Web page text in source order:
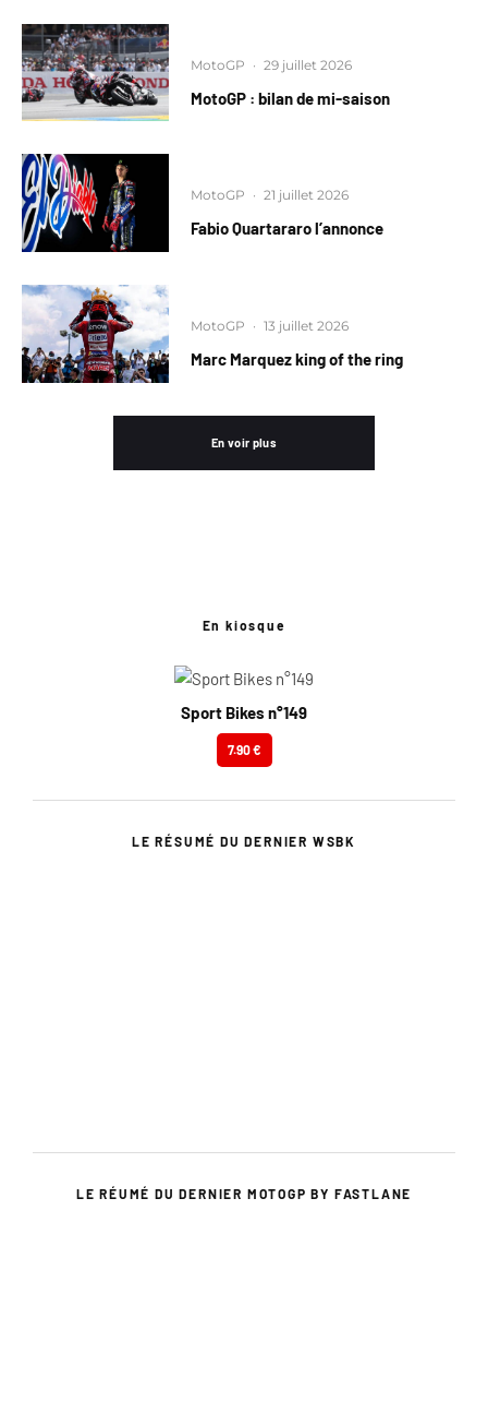
MotoGP · 29 juillet 2026
MotoGP : bilan de mi-saison
MotoGP · 21 juillet 2026
Fabio Quartararo l’annonce
MotoGP · 13 juillet 2026
Marc Marquez king of the ring
En voir plus
En kiosque
Sport Bikes n°149
7.90 €
LE RÉSUMÉ DU DERNIER WSBK
LE RÉUMÉ DU DERNIER MOTOGP BY FASTLANE